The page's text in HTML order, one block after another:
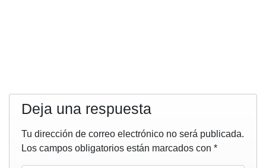
Deja una respuesta
Tu dirección de correo electrónico no será publicada.
Los campos obligatorios están marcados con *